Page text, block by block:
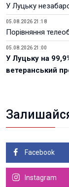
У Луцьку
05.08.2026 21:18
Порівняння
05.08.2026 21:00
У Луцьку на
ветеранський
Facebook
Instagram